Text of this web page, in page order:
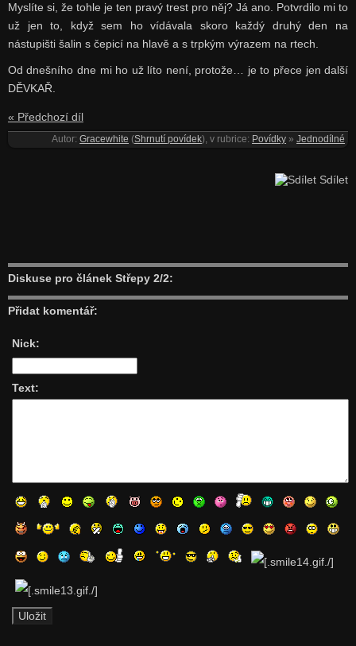
Myslíte si, že tohle je ten pravý trest pro něj? Já ano. Potvrdilo mi to
už jen to, když sem ho vídávala skoro každý druhý den na
nástupišti šalin s čepicí na hlavě a s trpkým výrazem na rtech.
Od dnešního dne mi ho už líto není, protože… je to přece jen další
DĚVKAŘ.
« Předchozí díl
Autor:Gracewhite (Shrnutí povídek), v rubrice: Povídky »Jednodílné
Sdílet
Diskuse pro článek Střepy 2/2:
Přidat komentář:
Nick:
Text: